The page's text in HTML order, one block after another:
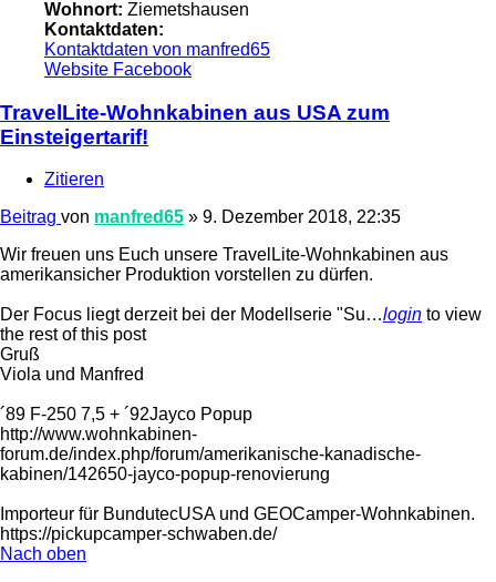
Wohnort: Ziemetshausen
Kontaktdaten:
Kontaktdaten von manfred65
Website Facebook
TravelLite-Wohnkabinen aus USA zum
Einsteigertarif!
Zitieren
Beitrag von manfred65 » 9. Dezember 2018, 22:35
Wir freuen uns Euch unsere TravelLite-Wohnkabinen aus
amerikansicher Produktion vorstellen zu dürfen.
Der Focus liegt derzeit bei der Modellserie "Su…login to view
the rest of this post
Gruß
Viola und Manfred
´89 F-250 7,5 + ´92Jayco Popup
http://www.wohnkabinen-
forum.de/index.php/forum/amerikanische-kanadische-
kabinen/142650-jayco-popup-renovierung
Importeur für BundutecUSA und GEOCamper-Wohnkabinen.
https://pickupcamper-schwaben.de/
Nach oben